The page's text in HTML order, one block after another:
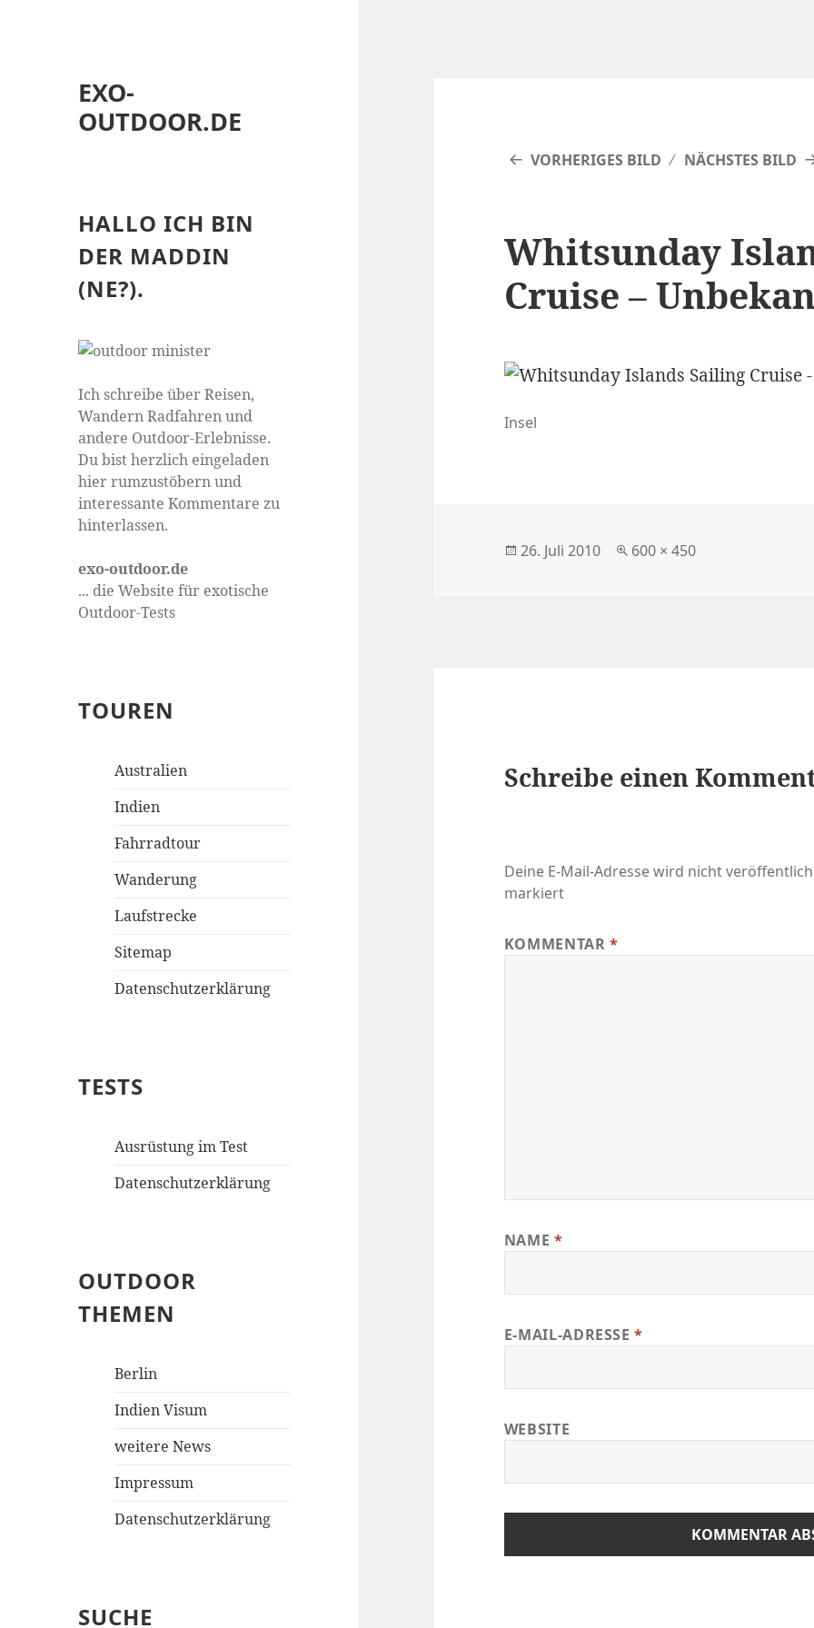
EXO-
OUTDOOR.DE
HALLO ICH BIN
DER MADDIN
(NE?).
Ich schreibe über Reisen,
Wandern Radfahren und
andere Outdoor-Erlebnisse.
Du bist herzlich eingeladen
hier rumzustöbern und
interessante Kommentare zu
hinterlassen.
exo-outdoor.de
... die Website für exotische
Outdoor-Tests
TOUREN
Australien
Indien
Fahrradtour
Wanderung
Laufstrecke
Sitemap
Datenschutzerklärung
TESTS
Ausrüstung im Test
Datenschutzerklärung
OUTDOOR
THEMEN
Berlin
Indien Visum
weitere News
Impressum
Datenschutzerklärung
SUCHE
VORHERIGES BILD NÄCHSTES BILD
Whitsunday
Cruise –
Insel
Veröffentlicht
26. Juli 2010
Volle
600 × 450
Schreibe einen
Deine E-Mail-Adresse wird nicht
markiert
KOMMENTAR*
NAME *
E-MAIL-ADRESSE*
WEBSITE